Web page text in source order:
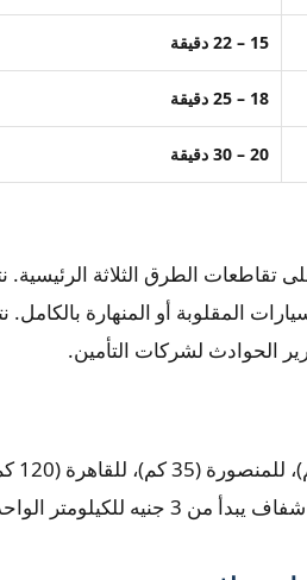
15 – 22 دقيقة
18 – 25 دقيقة
20 – 30 دقيقة
الطرق الثلاثة الرئيسية.
المقلوبة أو المنهارة بالكامل.
الحوادث لشركات التأمين.